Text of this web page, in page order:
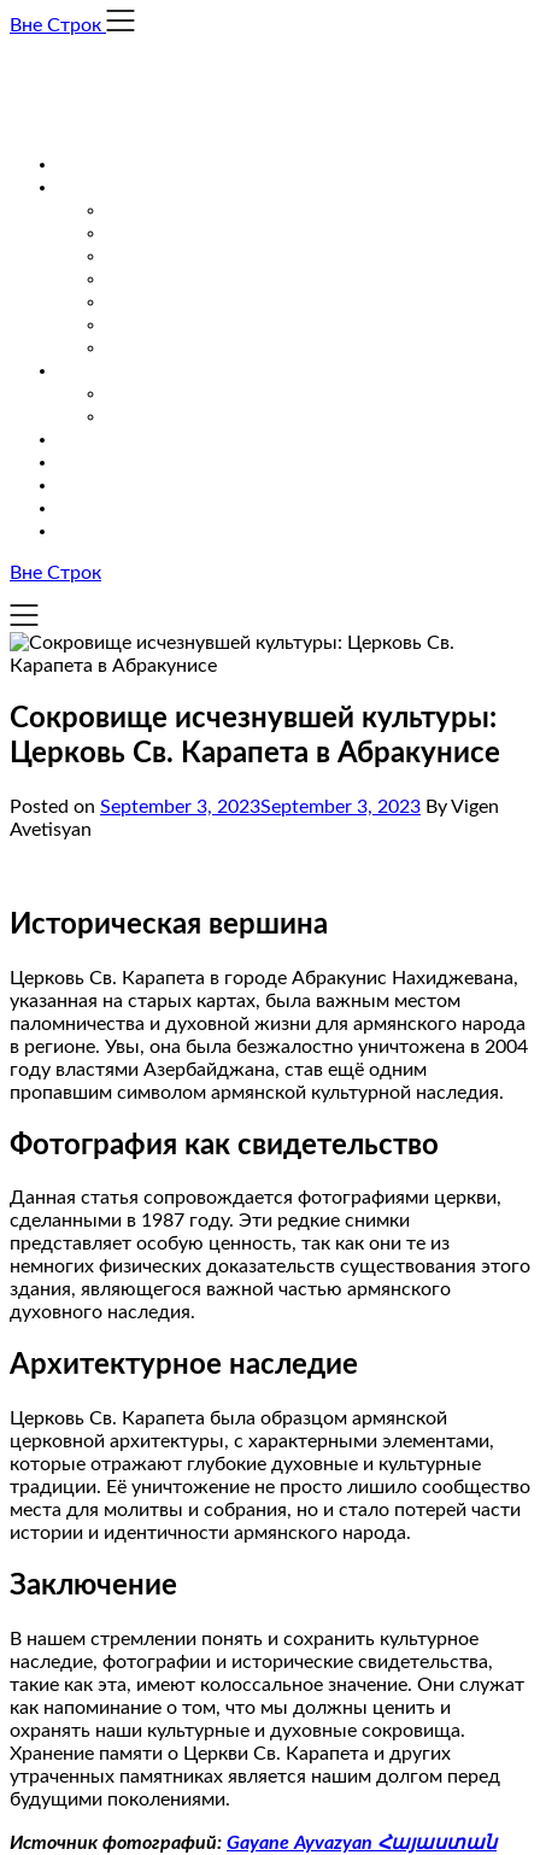
Skip
Вне Строк
Вне Строк
Сокровище исчезнувшей культуры:
Церковь Св. Карапета в Абракунисе
Posted on September 3, 2023September 3, 2023 By Vigen
Avetisyan
Историческая вершина
Церковь Св. Карапета в городе Абракунис Нахиджевана,
указанная на старых картах, была важным местом
паломничества и духовной жизни для армянского народа
в регионе. Увы, она была безжалостно уничтожена в 2004
году властями Азербайджана, став ещё одним
пропавшим символом армянской культурной наследия.
Фотография как свидетельство
Данная статья сопровождается фотографиями церкви,
сделанными в 1987 году. Эти редкие снимки
представляет особую ценность, так как они те из
немногих физических доказательств существования этого
здания, являющегося важной частью армянского
духовного наследия.
Архитектурное наследие
Церковь Св. Карапета была образцом армянской
церковной архитектуры, с характерными элементами,
которые отражают глубокие духовные и культурные
традиции. Её уничтожение не просто лишило сообщество
места для молитвы и собрания, но и стало потерей части
истории и идентичности армянского народа.
Заключение
В нашем стремлении понять и сохранить культурное
наследие, фотографии и исторические свидетельства,
такие как эта, имеют колоссальное значение. Они служат
как напоминание о том, что мы должны ценить и
охранять наши культурные и духовные сокровища.
Хранение памяти о Церкви Св. Карапета и других
утраченных памятниках является нашим долгом перед
будущими поколениями.
Источник фотографий: Gayane Ayvazyan Հայաստան